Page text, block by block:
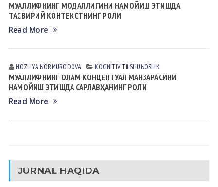
МУАЛЛИФНИНГ МОДАЛЛИГИНИ НАМОЙИШ ЭТИШДА
ТАСВИРИЙ КОНТЕКСТНИНГ РОЛИ
Read More
NOZLIYA NORMURODOVА KOGNITIV TILSHUNOSLIK
МУАЛЛИФНИНГ ОЛАМ КОНЦЕПТУАЛ МАНЗАРАСИНИ
НАМОЙИШ ЭТИШДА САРЛАВҲАНИНГ РОЛИ
Read More
JURNAL HAQIDA